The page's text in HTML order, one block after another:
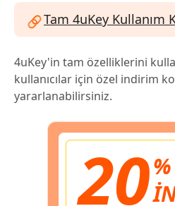
Tam 4uKey Kullanım
4uKey'in tam özelliklerini
kullanıcılar için özel indirim
yararlanabilirsiniz.
20%